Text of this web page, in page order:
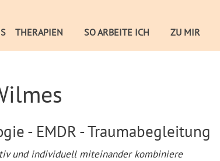
THERAPIEN SO ARBEITE ICH ZU MIR
- EMDR - Traumabegleitung
und individuell miteinander kombiniere